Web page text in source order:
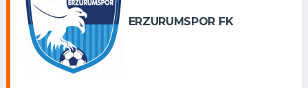
ERZURUMSPOR FK